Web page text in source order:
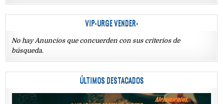
VIP-URGE VENDER-
No hay Anuncios que concuerden con sus criterios de
búsqueda.
ÚLTIMOS DESTACADOS